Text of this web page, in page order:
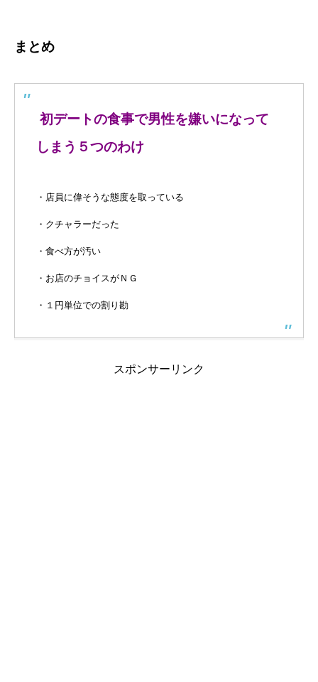
まとめ
初デートの食事で男性を嫌いになって
しまう５つのわけ
・店員に偉そうな態度を取っている
・クチャラーだった
・食べ方が汚い
・お店のチョイスがＮＧ
・１円単位での割り勘
スポンサーリンク